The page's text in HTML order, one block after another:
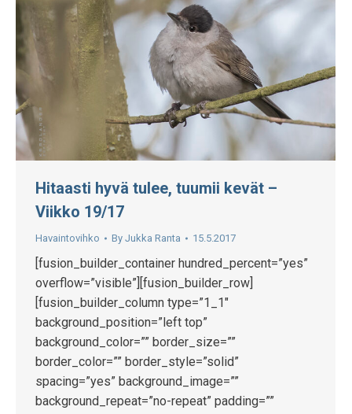
Hitaasti hyvä tulee, tuumii kevät –
Viikko 19/17
Havaintovihko By Jukka Ranta 15.5.2017
[fusion_builder_container hundred_percent=”yes”
overflow=”visible”][fusion_builder_row]
[fusion_builder_column type=”1_1″
background_position=”left top”
background_color=”” border_size=””
border_color=”” border_style=”solid”
spacing=”yes” background_image=””
background_repeat=”no-repeat” padding=””